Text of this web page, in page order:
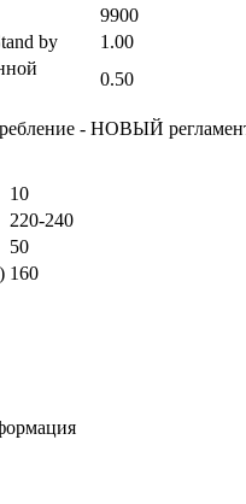
9900
by
1.00
0.50
- НОВЫЙ
10
220-240
50
160